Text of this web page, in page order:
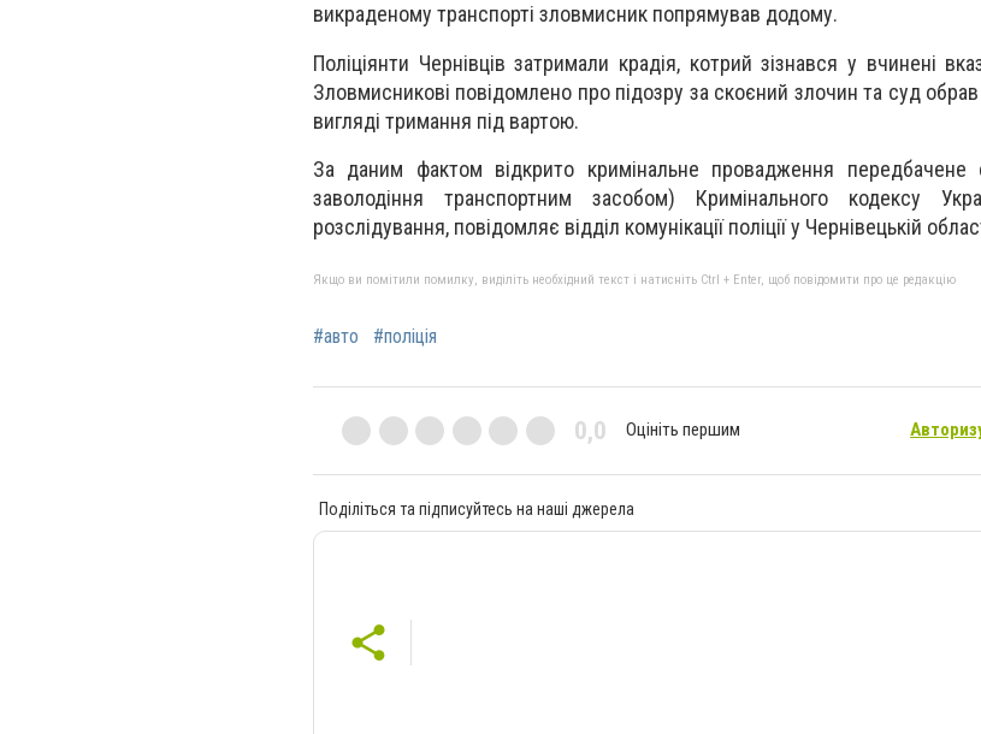
викраденому транспорті зловмисник попрямував додому.
Поліціянти Чернівців затримали крадія, котрий зізнався у вчинені
Зловмисникові повідомлено про підозру за скоєний злочин та суд
вигляді тримання під вартою.
За даним фактом відкрито кримінальне провадження передбачене
заволодіння транспортним засобом) Кримінального кодексу
розслідування, повідомляє відділ комунікації поліції у Чернівецькій
Якщо ви помітили помилку, виділіть необхідний текст і натисніть Ctrl + Enter, щоб повідомити про це редакцію
#авто #поліція
0,0 Оцініть першим
Поділіться та підписуйтесь на наші джерела